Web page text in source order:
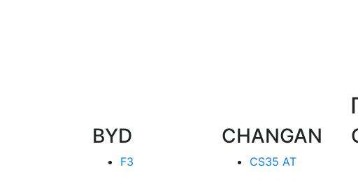
BYD
F3
CHANGAN
CS35 AT